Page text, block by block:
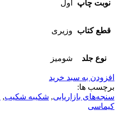
نوبت چاپ اول
قطع کتاب وزیری
نوع جلد شومیز
افزودن به سبد خرید
برچسب ها:
سنجه‌های بازاریابی, شکیبه شکیب,
کیماسی